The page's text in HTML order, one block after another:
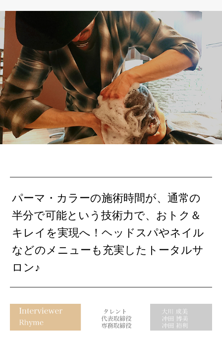
パーマ・カラーの施術時間が、通常の
半分で可能という技術力で、おトク＆
キレイを実現へ！ヘッドスパやネイル
などのメニューも充実したトータルサ
ロン♪